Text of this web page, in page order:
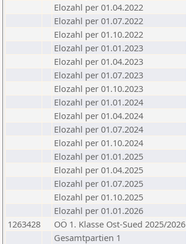
Elozahl per 01.04.2022
Elozahl per 01.07.2022
Elozahl per 01.10.2022
Elozahl per 01.01.2023
Elozahl per 01.04.2023
Elozahl per 01.07.2023
Elozahl per 01.10.2023
Elozahl per 01.01.2024
Elozahl per 01.04.2024
Elozahl per 01.07.2024
Elozahl per 01.10.2024
Elozahl per 01.01.2025
Elozahl per 01.04.2025
Elozahl per 01.07.2025
Elozahl per 01.10.2025
Elozahl per 01.01.2026
1263428
OÖ 1. Klasse Ost-Sued 2025/2026
Gesamtpartien 1